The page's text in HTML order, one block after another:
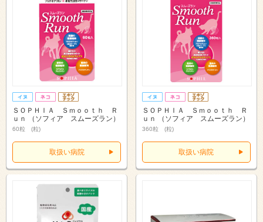
ＳＯＰＨＩＡ Ｓｍｏｏｔｈ Ｒ
ｕｎ （ソフィア スムーズラン）
60粒 (粒)
取扱い病院
ＳＯＰＨＩＡ Ｓｍｏｏｔｈ Ｒ
ｕｎ （ソフィア スムーズラン）
360粒 (粒)
取扱い病院